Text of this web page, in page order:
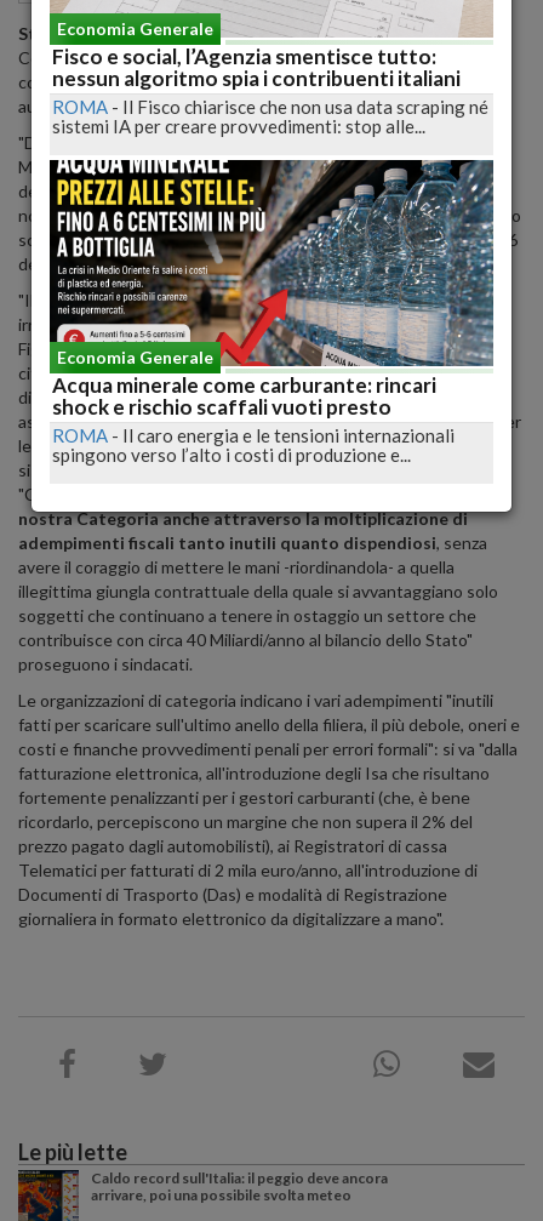
Stop per le pompe di benzina il 6 e 7 novembre. Faib
Confesercenti, Fegica Cisl e Figisc/Anisa Confcommercio
confermano infatti la chiusura degli impianti -stradali ed
autostradali- su tutto il territorio nazionale.
"Di fronte al silenzio assordante del Governo e all’indifferenza del
Ministro dello Sviluppo Economico le Organizzazioni dei Gestori
degli impianti stradali non hanno potuto fare altro - si legge in una
nota - che ricorrere alla mobilitazione generale che culminerà con lo
sciopero che avrà inizio alle ore 6 del giorno 6 e terminerà alle ore 6
del giorno 8 Novembre".
"Il silenzio del Governo, nel suo complesso, è un grave atto di
irresponsabilità - proseguono Faib Confesercenti, Fegica Cisl e
Figisc/Anisa Confcommercio - non solo verso i Gestori ma verso i
cittadini stessi che saranno chiamati a pagare con gli inevitabili
disagi il conto di una politica governativa sempre più orientata ad
assumere provvedimenti di impatto mediatico anziché soluzioni per
le Categorie produttive e finanche a favorire, indirettamente, il
sistema bancario".
"Con questa politica
nostra Categoria anche attraverso la moltiplicazione di
adempimenti fiscali tanto inutili quanto dispendiosi, senza
avere il coraggio di mettere le mani -riordinandola- a quella
illegittima giungla contrattuale della quale si avvantaggiano solo
soggetti che continuano a tenere in ostaggio un settore che
contribuisce con circa 40 Miliardi/anno al bilancio dello Stato"
proseguono i sindacati.
Le organizzazioni di categoria indicano i vari adempimenti "inutili
fatti per scaricare sull'ultimo anello della filiera, il più debole, oneri e
costi e finanche provvedimenti penali per errori formali": si va "dalla
fatturazione elettronica, all'introduzione degli Isa che risultano
fortemente penalizzanti per i gestori carburanti (che, è bene
ricordarlo, percepiscono un margine che non supera il 2% del
prezzo pagato dagli automobilisti), ai Registratori di cassa
Telematici per fatturati di 2 mila euro/anno, all'introduzione di
Documenti di Trasporto (Das) e modalità di Registrazione
giornaliera in formato elettronico da digitalizzare a mano".
Le più lette
Caldo record sull'Italia: il peggio deve ancora
arrivare, poi una possibile svolta meteo
Economia Generale
Fisco e social, l’Agenzia smentisce tutto:
nessun algoritmo spia i contribuenti italiani
ROMA - Il Fisco chiarisce che non usa data scraping né
sistemi IA per creare provvedimenti: stop alle...
Economia Generale
Acqua minerale come carburante: rincari
shock e rischio scaffali vuoti presto
ROMA - Il caro energia e le tensioni internazionali
spingono verso l’alto i costi di produzione e...